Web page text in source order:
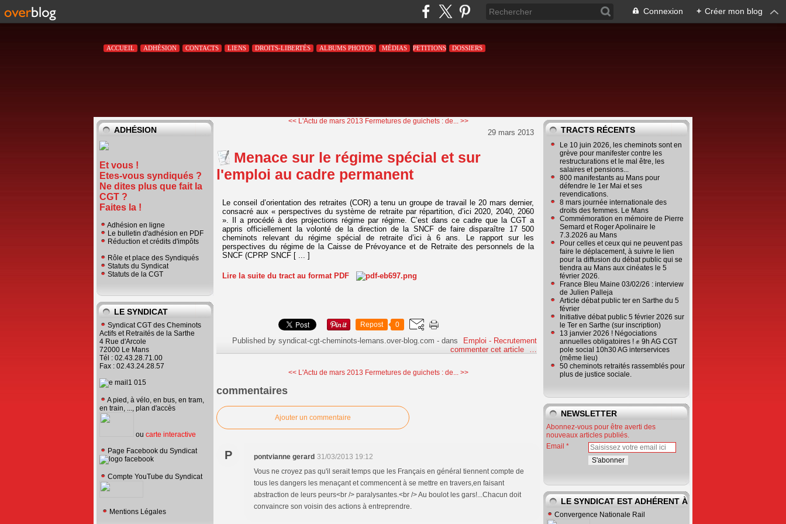
Connexion + Créer mon blog
ACCUEIL ADHÉSION CONTACTS LIENS DROITS-LIBERTÉS ALBUMS PHOTOS MÉDIAS PETITIONS DOSSIERS
ADHÉSION
Et vous !
Etes-vous syndiqués ?
Ne dites plus que fait la
CGT ?
Faites la !
Adhésion en ligne
Le bulletin d'adhésion en PDF
Réduction et crédits d'impôts
Rôle et place des Syndiqués
Statuts du Syndicat
Statuts de la CGT
LE SYNDICAT
Syndicat CGT des Cheminots
Actifs et Retraités de la Sarthe
4 Rue d'Arcole
72000 Le Mans
Tél : 02.43.28.71.00
Fax : 02.43.24.28.57
A pied, à vélo, en bus, en tram,
en train, ..., plan d'accès
ou carte interactive
Page Facebook du Syndicat
Compte YouTube du Syndicat
Mentions Légales
<< L'Actu de mars 2013 Fermetures de guichets : de... >>
29 mars 2013
Menace sur le régime spécial et sur
l'emploi au cadre permanent
Le conseil d’orientation des retraites (COR) a tenu un groupe de travail le 20 mars dernier,
consacré aux « perspectives du système de retraite par répartition, d’ici 2020, 2040, 2060
». Il a procédé à des projections régime par régime. C’est dans ce cadre que la CGT a
appris officiellement la volonté de la direction de la SNCF de faire disparaître 17 500
cheminots relevant du régime spécial de retraite d’ici à 6 ans. Le rapport sur les
perspectives du régime de la Caisse de Prévoyance et de Retraite des personnels de la
SNCF (CPRP SNCF [ ... ]
Lire la suite du tract au format PDF
Repost 0
Published by syndicat-cgt-cheminots-lemans.over-blog.com - dans
Emploi - Recrutement
commenter cet article
<< L'Actu de mars 2013 Fermetures de guichets : de... >>
commentaires
Ajouter un commentaire
P pontvianne gerard 31/03/2013 19:12
Vous ne croyez pas qu'il serait temps que les Français en général tiennent compte de
tous les dangers les menaçant et commencent à se mettre en travers,en faisant
abstraction de leurs peurs<br /> paralysantes.<br /> Au boulot les gars!...Chacun doit
convaincre son voisin des actions à entreprendre.
TRACTS RÉCENTS
Le 10 juin 2026, les cheminots sont en
grève pour manifester contre les
restructurations et le mal être, les
salaires et pensions...
800 manifestants au Mans pour
défendre le 1er Mai et ses
revendications.
8 mars journée internationale des
droits des femmes. Le Mans
Commémoration en mémoire de Pierre
Semard et Roger Apolinaire le
7.3.2026 au Mans
Pour celles et ceux qui ne peuvent pas
faire le déplacement, à suivre le lien
pour la diffusion du débat public qui se
tiendra au Mans aux cinéates le 5
février 2026.
France Bleu Maine 03/02/26 : interview
de Julien Palleja
Article débat public ter en Sarthe du 5
février
Initiative débat public 5 février 2026 sur
le Ter en Sarthe (sur inscription)
13 janvier 2026 ! Négociations
annuelles obligatoires ! ✊ 9h AG CGT
pole social 10h30 AG interservices
(même lieu)
50 cheminots retraités rassemblés pour
plus de justice sociale.
NEWSLETTER
Abonnez-vous pour être averti des
nouveaux articles publiés.
Email
LE SYNDICAT EST ADHÉRENT À
Convergence Nationale Rail